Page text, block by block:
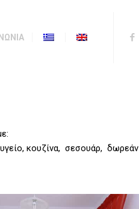
κουζίνα, σεσουάρ, δωρεάν